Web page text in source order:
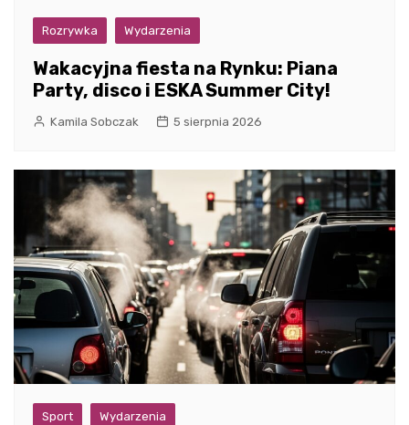
Rozrywka Wydarzenia
Wakacyjna fiesta na Rynku: Piana
Party, disco i ESKA Summer City!
Kamila Sobczak 5 sierpnia 2026
Sport Wydarzenia